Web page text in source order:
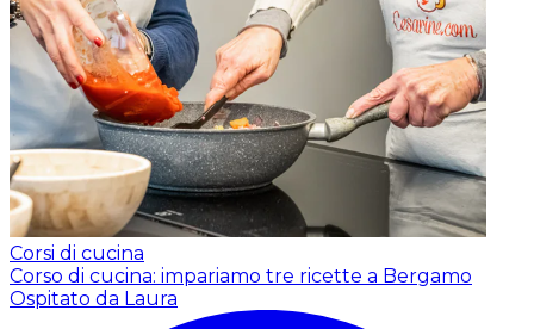
Corsi di cucina
Corso di cucina: impariamo tre ricette a Bergamo
Ospitato da Laura